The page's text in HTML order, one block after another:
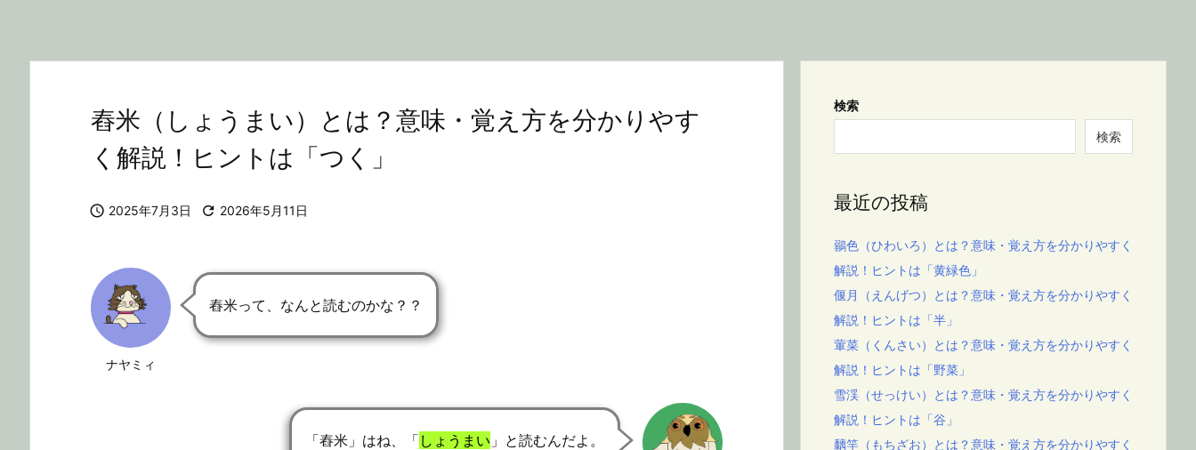
舂米（しょうまい）とは？意味・覚え方を分かりやす
く解説！ヒントは「つく」
 2025年7月3日  2026年5月11日
ナヤミィ
舂米って、なんと読むのかな？？
「舂米」はね、「 しょうまい 」と読むんだよ。
検索
検索
最近の投稿
鶸色（ひわいろ）とは？意味・覚え方を分かりやすく
解説！ヒントは「黄緑色」
偃月（えんげつ）とは？意味・覚え方を分かりやすく
解説！ヒントは「半」
葷菜（くんさい）とは？意味・覚え方を分かりやすく
解説！ヒントは「野菜」
雪渓（せっけい）とは？意味・覚え方を分かりやすく
解説！ヒントは「谷」
黐竿（もちざお）とは？意味・覚え方を分かりやすく